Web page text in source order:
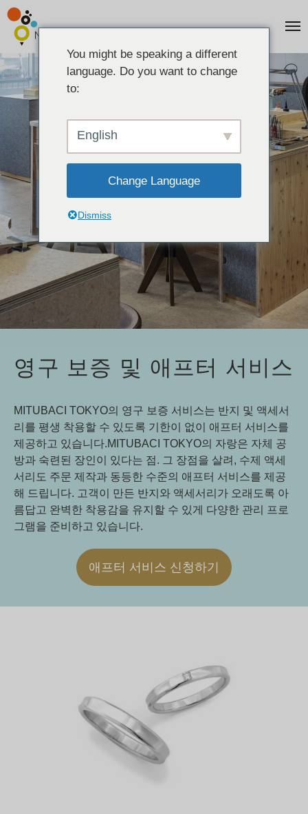
영구 보증 및 애프터 서비스
MITUBACI TOKYO의 영구 보증 서비스는 반지 및 액세서
리를 평생 착용할 수 있도록 기한이 없이 애프터 서비스를
제공하고 있습니다.MITUBACI TOKYO의 자랑은 자체 공
방과 숙련된 장인이 있다는 점. 그 장점을 살려, 수제 액세
서리도 주문 제작과 동등한 수준의 애프터 서비스를 제공
해 드립니다. 고객이 만든 반지와 액세서리가 오래도록 아
름답고 완벽한 착용감을 유지할 수 있게 다양한 관리 프로
그램을 준비하고 있습니다.
애프터 서비스 신청하기
You might be speaking a different
language. Do you want to change
to:
English
Change Language
Dismiss